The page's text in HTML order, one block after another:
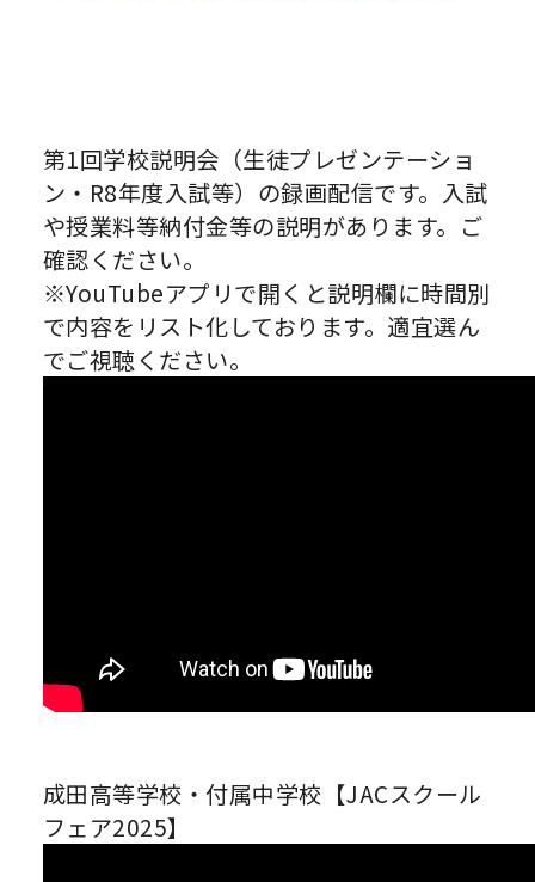
第1回学校説明会（生徒プレゼンテーショ
ン・R8年度入試等）の録画配信です。入試
や授業料等納付金等の説明があります。ご
確認ください。
※YouTubeアプリで開くと説明欄に時間別
で内容をリスト化しております。適宜選ん
でご視聴ください。
成田高等学校・付属中学校【JACスクール
フェア2025】